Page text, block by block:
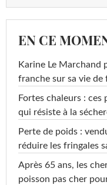
EN CE
Karine Le Marchand
franche sur sa vie de
Fortes chaleurs :
qui résiste à la
Perte de poids :
réduire les fringales
Après 65 ans, les
poisson pas cher